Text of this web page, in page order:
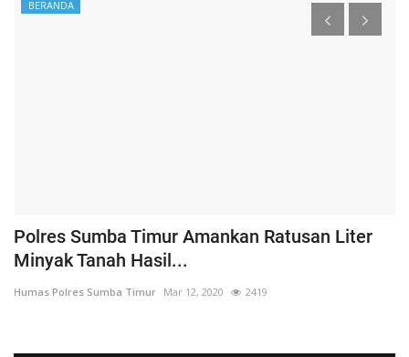
BERANDA
Polres Sumba Timur Amankan Ratusan Liter
Minyak Tanah Hasil...
Humas Polres Sumba Timur Mar 12, 2020 2419